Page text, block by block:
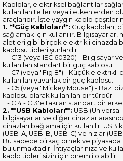
Kablolar, elektriksel bağlantılar
kullanılan teller veya iletkenlerden
araçlarıdır. İşte yaygın kablo
1. **Güç Kabloları**: Güç kabloları,
sağlamak için kullanılır.
aletleri gibi birçok elektrikli cihazda
kablosu tipleri şunlardır:
- C13 (veya IEC 60320) - Bilgisayar
kullanılan standart bir güç kablosu.
- C7 (veya "Fig 8") - Küçük elektrikli
kullanılan yuvarlak bir güç kablosu.
- C5 (veya "Mickey Mouse") - Bazı
kablosu olarak kullanılan bir türdür.
- C14 - C13'e takılan standart bir
2. **USB Kabloları**: USB
bilgisayarlar ve diğer cihazlar
cihazları bağlama için kullanılır. USB
(USB-A, USB-B, USB-C) ve hızlar
Bu sadece birkaç örnek ve
bulunmaktadır. İhtiyaçlarınıza ve
kablo tipleri sizin için önemli olabilir.